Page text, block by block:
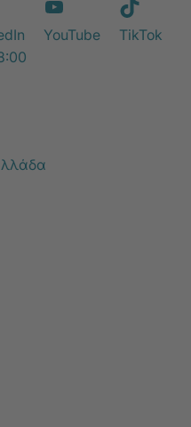
YouTube
TikTok